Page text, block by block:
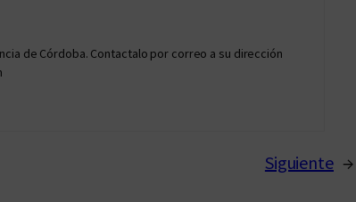
de Córdoba. Contactalo por correo a su dirección
Siguiente →